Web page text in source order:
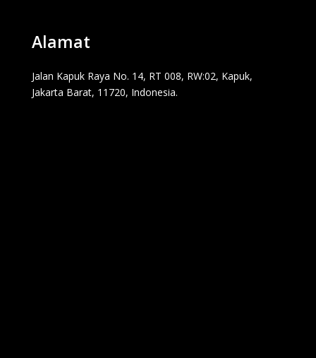
Alamat
Jalan Kapuk Raya No. 14, RT 008, RW:02, Kapuk,
Jakarta Barat, 11720, Indonesia.